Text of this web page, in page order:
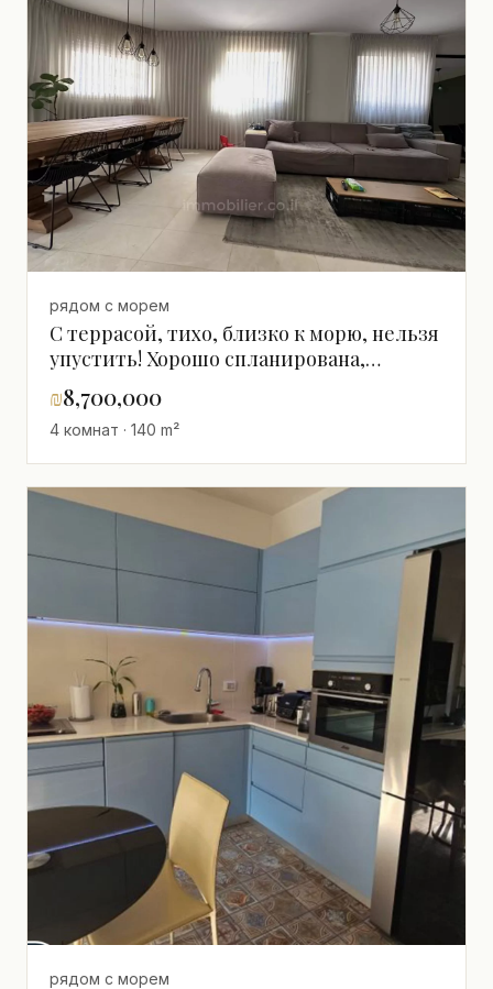
рядом с морем
С террасой, тихо, близко к морю, нельзя
упустить! Хорошо спланирована,
светлая, просторная, великолепная,
отремонтированная
₪8,700,000
4 комнат · 140 m²
рядом с морем